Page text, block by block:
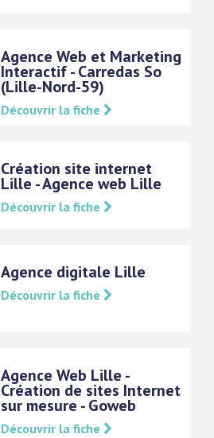
Agence Web et Marketing
Interactif - Carredas So
(Lille-Nord-59)
Découvrir la fiche
Création site internet
Lille - Agence web Lille
Découvrir la fiche
Agence digitale Lille
Découvrir la fiche
Agence Web Lille -
Création de sites Internet
sur mesure - Goweb
Découvrir la fiche